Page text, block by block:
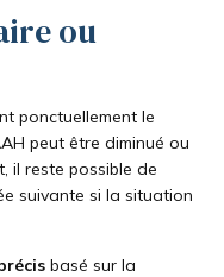
ou
ponctuellement le
peut être diminué ou
il reste possible de
suivante si la situation
basé sur la